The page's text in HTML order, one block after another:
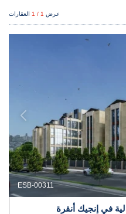
عرض 1 / 1 العقارات
ESB-00311
في إنجيك أنقرة